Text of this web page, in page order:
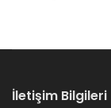
İletişim Bilgileri